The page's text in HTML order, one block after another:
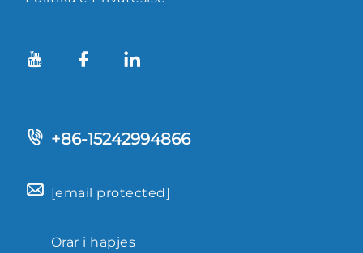
+86-15242994866
[email protected]
Orar i hapjes